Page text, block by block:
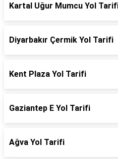
Kartal Uğur Mumcu Yol
Diyarbakır Çermik Yol Tarifi
Kent Plaza Yol Tarifi
Gaziantep E Yol Tarifi
Ağva Yol Tarifi